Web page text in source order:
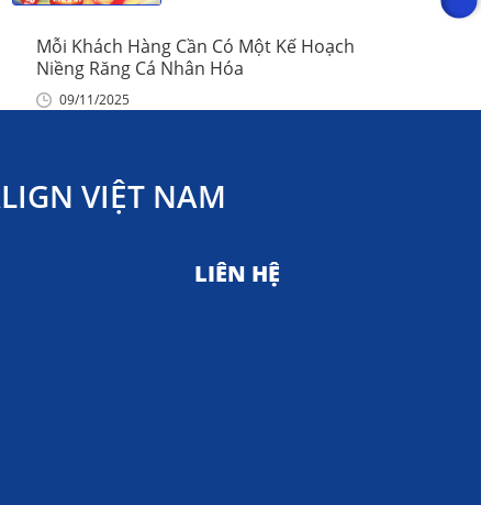
Mỗi Khách Hàng Cần Có Một Kế Hoạch
Niềng Răng Cá Nhân Hóa
09/11/2025
VIỆT NAM
LIÊN HỆ